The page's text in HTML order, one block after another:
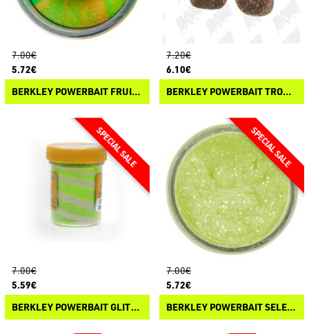
7.00€
5.72€
BERKLEY POWERBAIT FRUIT TROUT BAIT
7.20€
6.10€
BERKLEY POWERBAIT TROUT NUGGETS
7.00€
5.59€
BERKLEY POWERBAIT GLITTER TURBO DOUGH
7.00€
5.72€
BERKLEY POWERBAIT SELECT TROUT BAIT